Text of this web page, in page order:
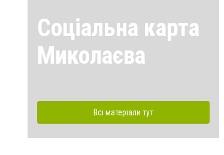
Соціальна карта
Миколаєва
Всі матеріали тут